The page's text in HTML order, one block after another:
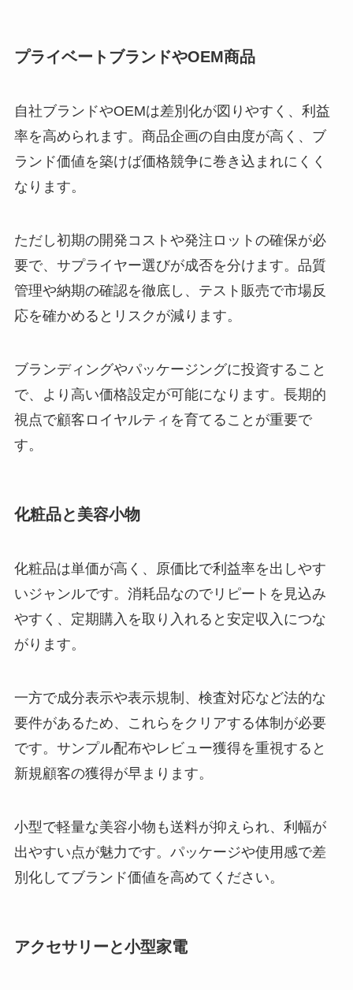
プライベートブランドやOEM商品
自社ブランドやOEMは差別化が図りやすく、利益
率を高められます。商品企画の自由度が高く、ブ
ランド価値を築けば価格競争に巻き込まれにくく
なります。
ただし初期の開発コストや発注ロットの確保が必
要で、サプライヤー選びが成否を分けます。品質
管理や納期の確認を徹底し、テスト販売で市場反
応を確かめるとリスクが減ります。
ブランディングやパッケージングに投資すること
で、より高い価格設定が可能になります。長期的
視点で顧客ロイヤルティを育てることが重要で
す。
化粧品と美容小物
化粧品は単価が高く、原価比で利益率を出しやす
いジャンルです。消耗品なのでリピートを見込み
やすく、定期購入を取り入れると安定収入につな
がります。
一方で成分表示や表示規制、検査対応など法的な
要件があるため、これらをクリアする体制が必要
です。サンプル配布やレビュー獲得を重視すると
新規顧客の獲得が早まります。
小型で軽量な美容小物も送料が抑えられ、利幅が
出やすい点が魅力です。パッケージや使用感で差
別化してブランド価値を高めてください。
アクセサリーと小型家電